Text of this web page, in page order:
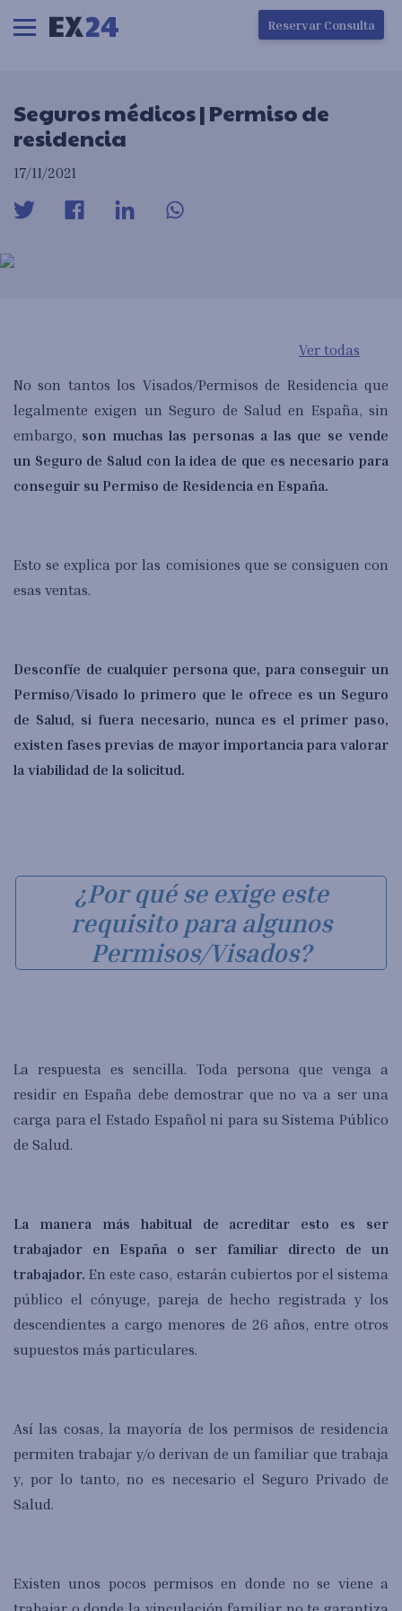
Ha ocurrido un error en la carga de la pantalla
Reservar Consulta
Seguros médicos | Permiso de
residencia
17/11/2021
Ver todas
No son tantos los Visados/Permisos de Residencia que
legalmente exigen un Seguro de Salud en España, sin
embargo, son muchas las personas a las que se vende
un Seguro de Salud con la idea de que es necesario para
conseguir su Permiso de Residencia en España.
Esto se explica por las comisiones que se consiguen con
esas ventas.
Desconfíe de cualquier persona que, para conseguir un
Permiso/Visado lo primero que le ofrece es un Seguro
de Salud, si fuera necesario, nunca es el primer paso,
existen fases previas de mayor importancia para valorar
la viabilidad de la solicitud.
¿Por qué se exige este
requisito para algunos
Permisos/Visados?
La respuesta es sencilla. Toda persona que venga a
residir en España debe demostrar que no va a ser una
carga para el Estado Español ni para su Sistema Público
de Salud.
La manera más habitual de acreditar esto es ser
trabajador en España o ser familiar directo de un
trabajador. En este caso, estarán cubiertos por el sistema
público el cónyuge, pareja de hecho registrada y los
descendientes a cargo menores de 26 años, entre otros
supuestos más particulares.
Así las cosas, la mayoría de los permisos de residencia
permiten trabajar y/o derivan de un familiar que trabaja
y, por lo tanto, no es necesario el Seguro Privado de
Salud.
Existen unos pocos permisos en donde no se viene a